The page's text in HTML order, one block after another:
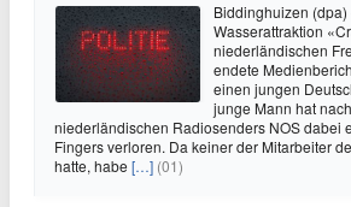
Biddinghuizen
Wasserattraktion
niederländischen
endete
einen jungen
junge Mann hat
niederländischen Radiosenders NOS dabei
Fingers verloren. Da keiner der Mitarbeiter
hatte, habe […] (01)